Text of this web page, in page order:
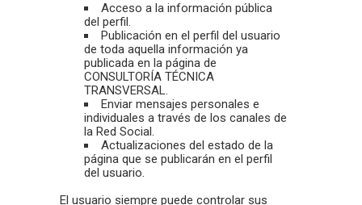
Acceso a la información pública
del perfil.
Publicación en el perfil del usuario
de toda aquella información ya
publicada en la página de
CONSULTORÍA TÉCNICA
TRANSVERSAL.
Enviar mensajes personales e
individuales a través de los canales de
la Red Social.
Actualizaciones del estado de la
página que se publicarán en el perfil
del usuario.
El usuario siempre puede controlar sus